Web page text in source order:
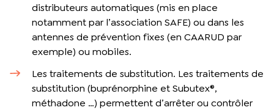
distributeurs automatiques (mis en place
notamment par l’association SAFE) ou dans les
antennes de prévention fixes (en CAARUD par
exemple) ou mobiles.
Les traitements de substitution. Les traitements de
substitution (buprénorphine et Subutex®,
méthadone …) permettent d’arrêter ou contrôler